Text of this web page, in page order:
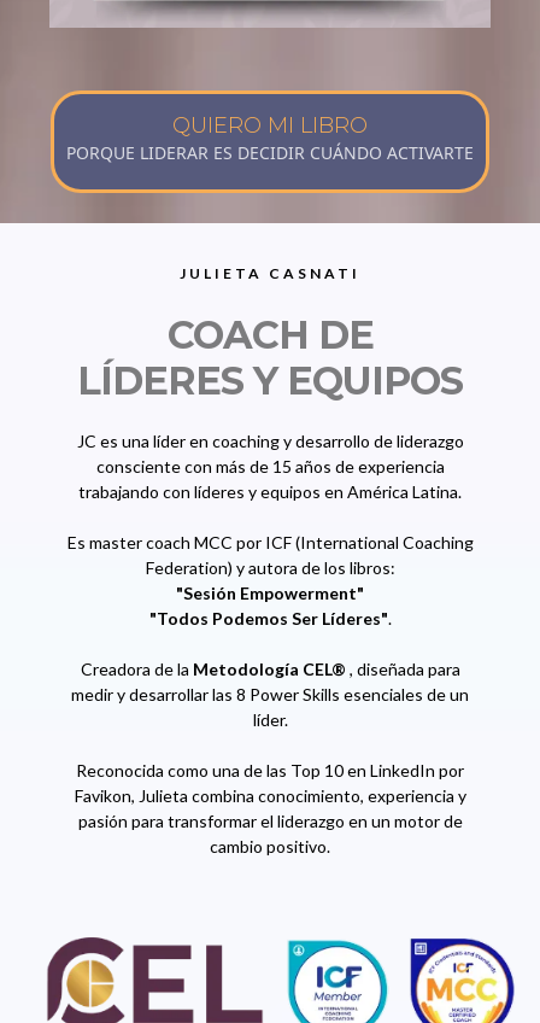
QUIERO MI LIBRO
PORQUE LIDERAR ES DECIDIR CUÁNDO ACTIVARTE
JULIETA CASNATI
COACH DE
LÍDERES Y EQUIPOS
JC es una líder en coaching y desarrollo de liderazgo
consciente con más de 15 años de experiencia
trabajando con líderes y equipos en América Latina.
Es master coach MCC por ICF (International Coaching
Federation) y autora de los libros:
"Sesión Empowerment"
"Todos Podemos Ser Líderes".
Creadora de la Metodología CEL® , diseñada para
medir y desarrollar las 8 Power Skills esenciales de un
líder.
Reconocida como una de las Top 10 en LinkedIn por
Favikon, Julieta combina conocimiento, experiencia y
pasión para transformar el liderazgo en un motor de
cambio positivo.